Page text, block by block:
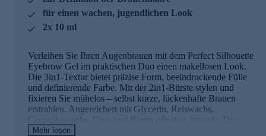
für einen wachen, jugendlichen Look
2x 10 ml
Verleihen Sie Ihren Augenbrauen mit dem Perfect Silhouette
Eyebrow Gel im praktischen Duo einen makellosen Look.
Die 3in1-Textur bietet präzise Form, beeindruckende Fülle
und definierende Farbe. Mit der 2in1-Bürste stylen und
fixieren Sie mühelos – selbst kurze, lückenhafte Brauen
erstrahlen. Angereichert mit Glycerin, Reiswachs,
Carnaubawachs, Urea und Biotin pflegt es intensiv. Die
langanhaltende Fixierung sorgt für einen gepflegten Look,
Mehr lesen